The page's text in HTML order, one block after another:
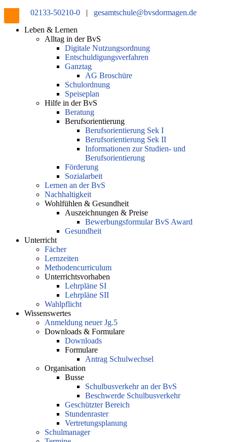
02133-50210-0 | gesamtschule@bvsdormagen.de
Leben & Lernen
Alltag in der BvS
Digitale Nutzungsordnung
Entschuldigungsverfahren
Ganztag
AG Broschüre
Schulordnung
Speiseplan
Hilfe in der BvS
Beratung
Berufsorientierung
Berufsorientierung Sek I
Berufsorientierung Sek II
Informationen zur Studien- und
Berufsorientierung
Förderung
Sozialarbeit
Lernen an der BvS
Nachhaltigkeit
Wohlfühlen & Gesundheit
Auszeichnungen & Preise
Bewerbungsformular BvS Award
Gesundheit
Unterricht
Fächer
Lernzeiten
Methodencurriculum
Unterrichtsvorhaben
Lehrpläne SI
Lehrpläne SII
Wahlpflicht
Wissenswertes
Anmeldung neuer Jg.5
Downloads & Formulare
Downloads
Formulare
Antrag Schulwechsel
Organisation
Busse
Schulbusverkehr an der BvS
Beschwerde Schulbusverkehr
Geschützter Bereich
Stundenraster
Vertretungsplanung
Schulmanager